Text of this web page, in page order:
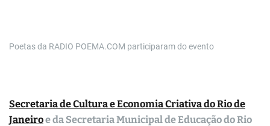
Poetas da RADIO POEMA.COM participaram do evento
Secretaria de Cultura e Economia Criativa do Rio de
Janeiroe da Secretaria Municipal de Educação do Rio